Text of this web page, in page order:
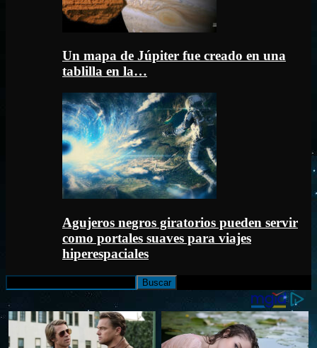
Un mapa de Júpiter fue creado en una
tablilla en la…
Agujeros negros giratorios pueden servir
como portales suaves para viajes
hiperespaciales